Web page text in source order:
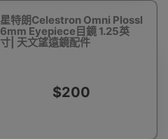
星特朗Celestron Omni Plossl
6mm Eyepiece目鏡 1.25英
寸| 天文望遠鏡配件
$200